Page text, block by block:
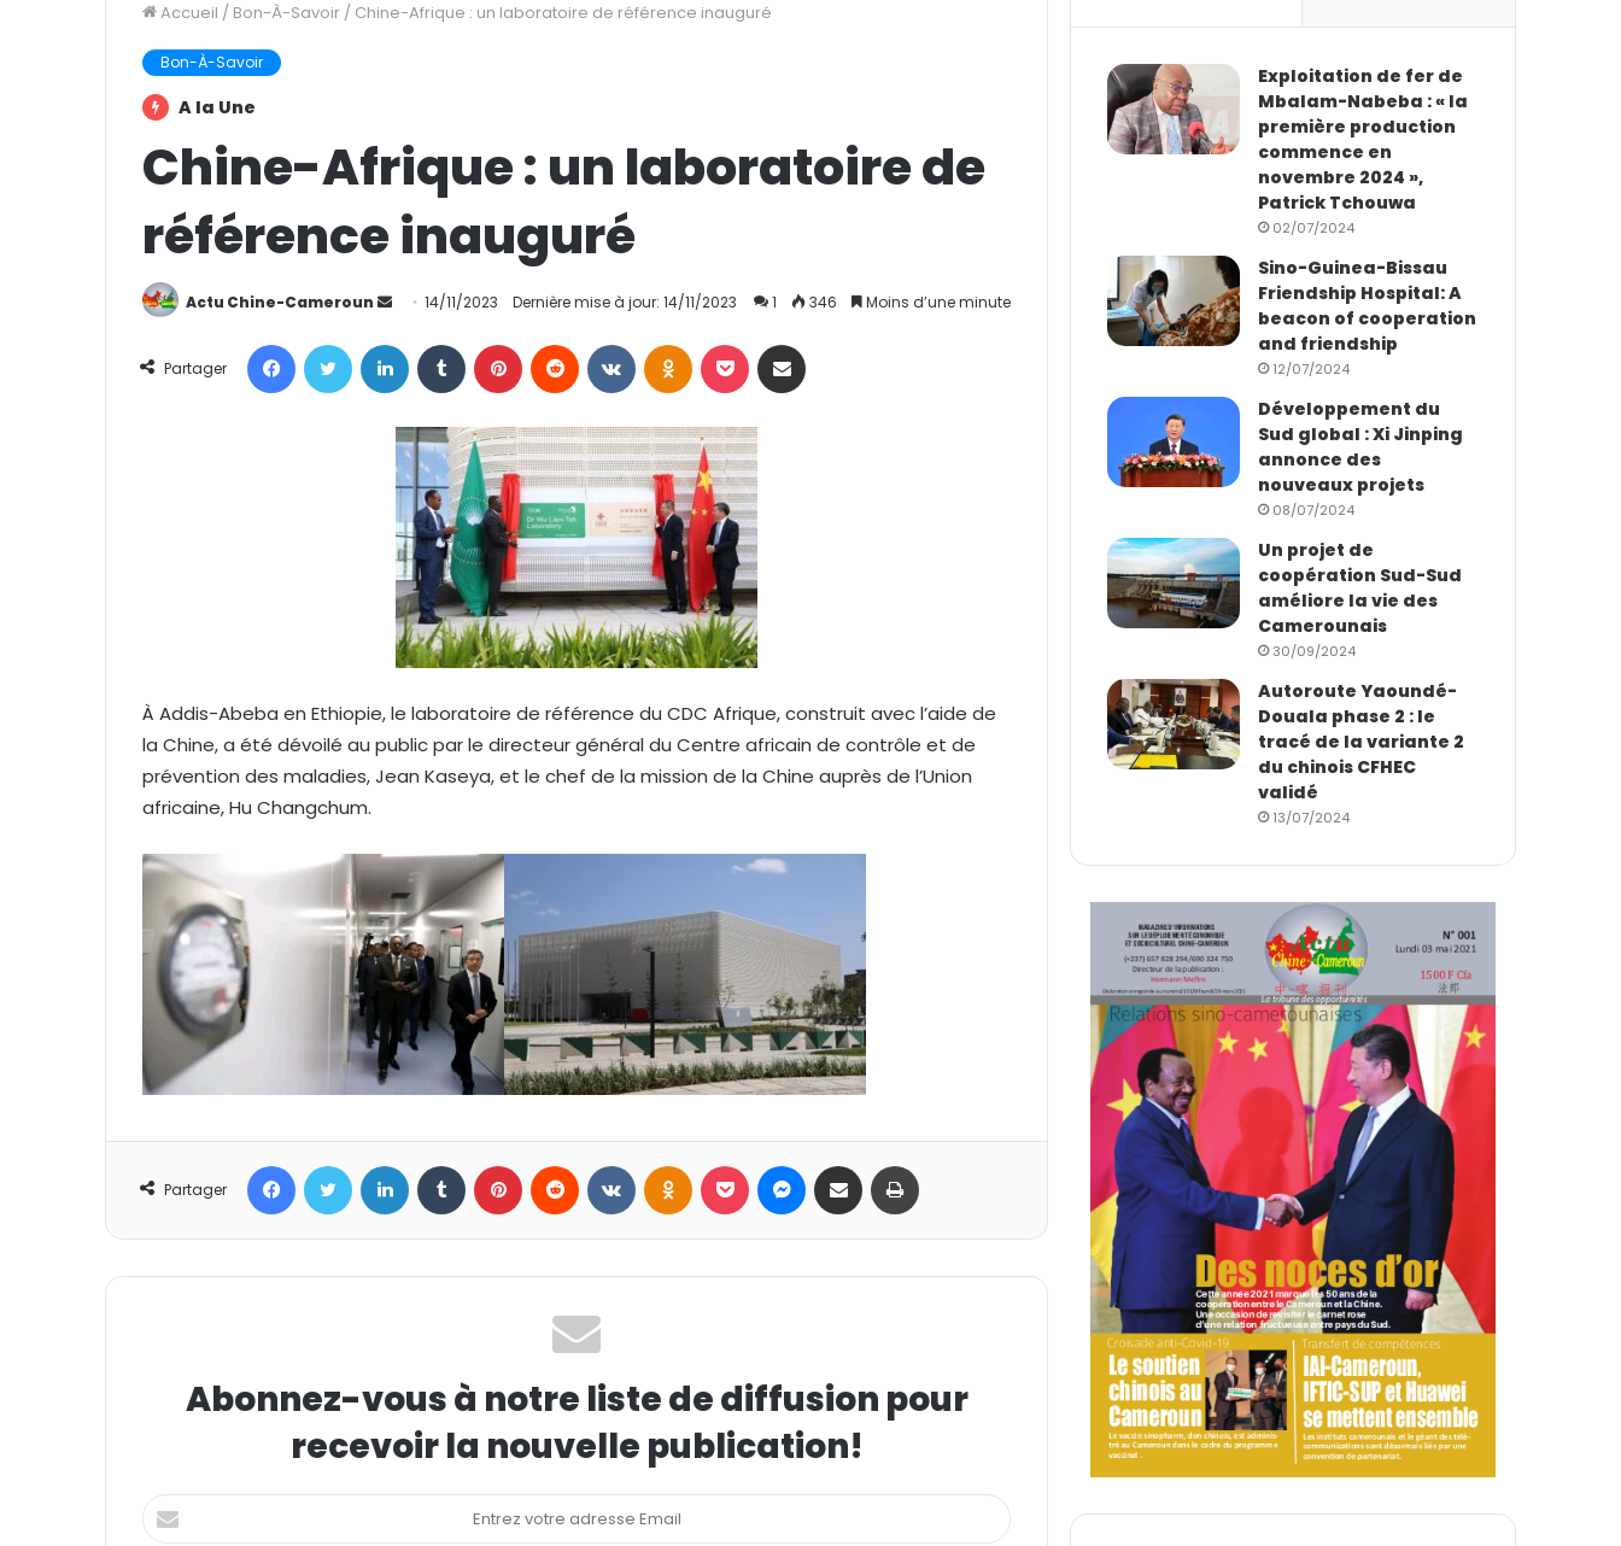
Accueil / Bon-À-Savoir / Chine-Afrique : un laboratoire de référence inauguré
Bon-À-Savoir
A la Une
Chine-Afrique : un laboratoire de
référence inauguré
Actu Chine-Cameroun
o
e
r
n
c
u
r
i
e
14/11/2023 Dernière mise à jour: 14/11/2023 1 346 Moins d’une minute
Partager
À Addis-Abeba en Ethiopie, le laboratoire de référence du CDC Afrique, construit avec l’aide de
la Chine, a été dévoilé au public par le directeur général du Centre africain de contrôle et de
prévention des maladies, Jean Kaseya, et le chef de la mission de la Chine auprès de l’Union
africaine, Hu Changchum.
Partager
Abonnez-vous à notre liste de diffusion pour
recevoir la nouvelle publication!
E
n
Exploitation de fer de
Mbalam-Nabeba : « la
première production
commence en
novembre 2024 »,
Patrick Tchouwa
02/07/2024
Sino-Guinea-Bissau
Friendship Hospital: A
beacon of cooperation
and friendship
12/07/2024
Développement du
Sud global : Xi Jinping
annonce des
nouveaux projets
08/07/2024
Un projet de
coopération Sud-Sud
améliore la vie des
Camerounais
30/09/2024
Autoroute Yaoundé-
Douala phase 2 : le
tracé de la variante 2
du chinois CFHEC
validé
13/07/2024